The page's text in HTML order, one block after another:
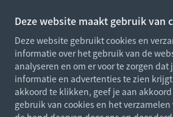
Deze website maakt gebruik van
Deze website gebruikt cookies en
informatie over het gebruik van de
analyseren en om er voor te zorgen dat
informatie en advertenties te zien
akkoord te klikken, geef je aan
gebruik van cookies en het